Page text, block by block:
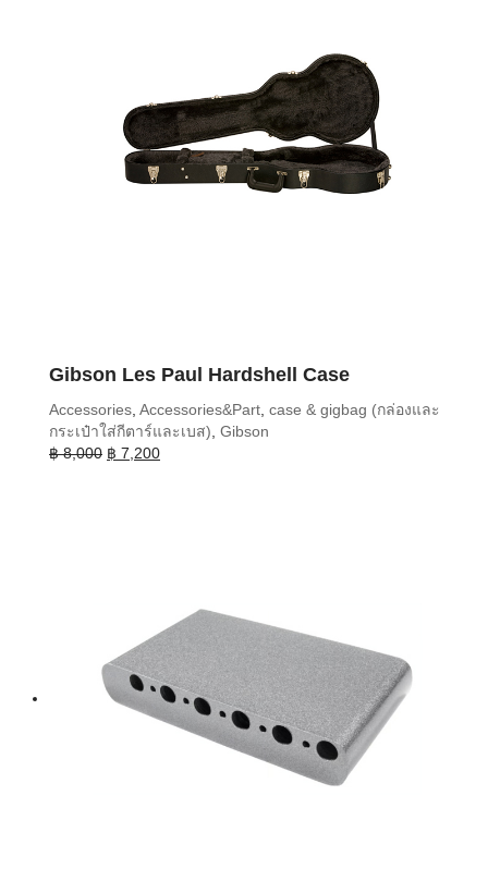
Gibson Les Paul Hardshell Case
Accessories, Accessories&Part, case & gigbag (กล่องและ
กระเป๋าใส่กีตาร์และเบส), Gibson
฿8,000 Original
฿ 7,200Current